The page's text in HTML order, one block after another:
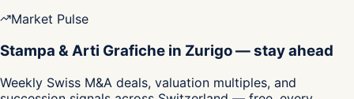
Market Pulse
Stampa & Arti Grafiche in Zurigo — stay ahead
Weekly Swiss M&A deals, valuation multiples, and